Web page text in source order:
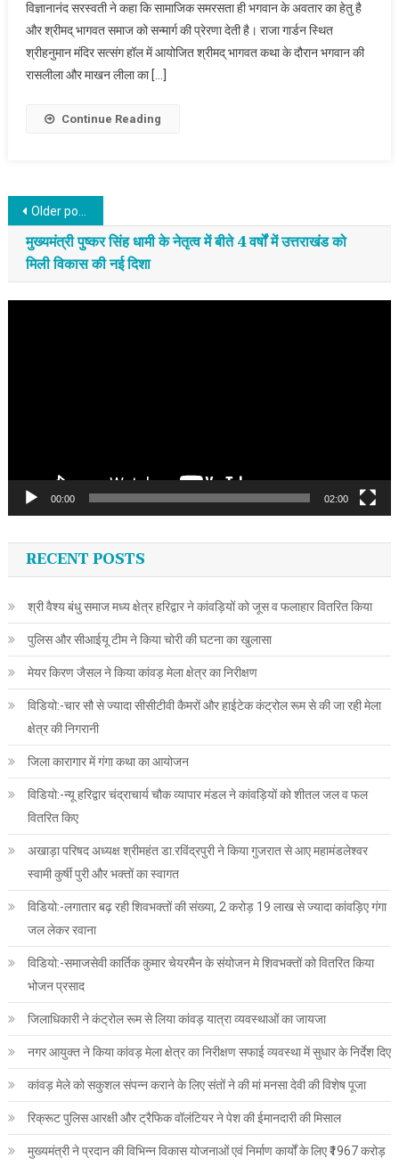
विज्ञानानंद सरस्वती ने कहा कि सामाजिक समरसता ही भगवान के अवतार का हेतु है
और श्रीमद् भागवत समाज को सन्मार्ग की प्रेरणा देती है। राजा गार्डन स्थित
श्रीहनुमान मंदिर सत्संग हॉल में आयोजित श्रीमद् भागवत कथा के दौरान भगवान की
रासलीला और माखन लीला का […]
Continue Reading
Posts navigation
Older posts
मुख्यमंत्री पुष्कर सिंह धामी के नेतृत्व में बीते 4 वर्षों में उत्तराखंड को
मिली विकास की नई दिशा
00:00 02:00
RECENT POSTS
श्री वैश्य बंधु समाज मध्य क्षेत्र हरिद्वार ने कांवड़ियों को जूस व फलाहार वितरित किया
पुलिस और सीआईयू टीम ने किया चोरी की घटना का खुलासा
मेयर किरण जैसल ने किया कांवड़ मेला क्षेत्र का निरीक्षण
विडियो:-चार सौ से ज्यादा सीसीटीवी कैमरों और हाईटेक कंट्रोल रूम से की जा रही मेला
क्षेत्र की निगरानी
जिला कारागार में गंगा कथा का आयोजन
विडियो:-न्यू हरिद्वार चंद्राचार्य चौक व्यापार मंडल ने कांवड़ियों को शीतल जल व फल
वितरित किए
अखाड़ा परिषद अध्यक्ष श्रीमहंत डा.रविंद्रपुरी ने किया गुजरात से आए महामंडलेश्वर
स्वामी कुर्षी पुरी और भक्तों का स्वागत
विडियो:-लगातार बढ़ रही शिवभक्तों की संख्या, 2 करोड़ 19 लाख से ज्यादा कांवड़िए गंगा
जल लेकर रवाना
विडियो:-समाजसेवी कार्तिक कुमार चेयरमैन के संयोजन मे शिवभक्तों को वितरित किया
भोजन प्रसाद
जिलाधिकारी ने कंट्रोल रूम से लिया कांवड़ यात्रा व्यवस्थाओं का जायजा
नगर आयुक्त ने किया कांवड़ मेला क्षेत्र का निरीक्षण सफाई व्यवस्था में सुधार के निर्देश दिए
कांवड़ मेले को सकुशल संपन्न कराने के लिए संतों ने की मां मनसा देवी की विशेष पूजा
रिक्रूट पुलिस आरक्षी और ट्रैफिक वॉलंटियर ने पेश की ईमानदारी की मिसाल
मुख्यमंत्री ने प्रदान की विभिन्न विकास योजनाओं एवं निर्माण कार्यों के लिए ₹1967 करोड़